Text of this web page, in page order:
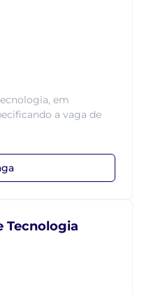
em
a vaga de
Tecnologia